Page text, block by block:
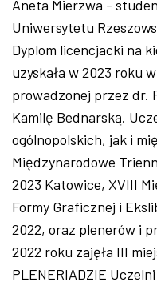
Aneta Mierzwa -
Uniwersytetu
Dyplom licencjacki na
uzyskała w 2023 roku
prowadzonej przez dr.
Kamilę Bednarską.
ogólnopolskich, jak i
Międzynarodowe
2023 Katowice, XVIII
Formy Graficznej i
2022, oraz plenerów i
2022 roku zajęła III
PLENERIADZIE